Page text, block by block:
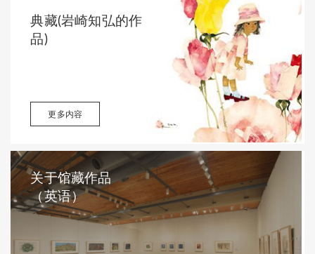
典藏(岩崎知弘的作
品)
更多内容
关于馆藏作品
（英语）